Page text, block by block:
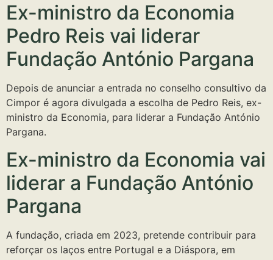
Ex-ministro da Economia
Pedro Reis vai liderar
Fundação António Pargana
Depois de anunciar a entrada no conselho consultivo da
Cimpor é agora divulgada a escolha de Pedro Reis, ex-
ministro da Economia, para liderar a Fundação António
Pargana.
Ex-ministro da Economia vai
liderar a Fundação António
Pargana
A fundação, criada em 2023, pretende contribuir para
reforçar os laços entre Portugal e a Diáspora, em